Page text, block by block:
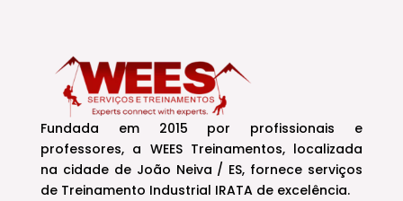
Fundada em 2015 por profissionais e
professores, a WEES Treinamentos, localizada
na cidade de João Neiva / ES, fornece serviços
de Treinamento Industrial IRATA de excelência.